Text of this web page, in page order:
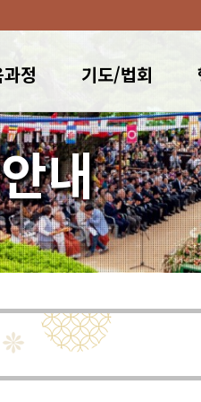
정 기도/법회
내